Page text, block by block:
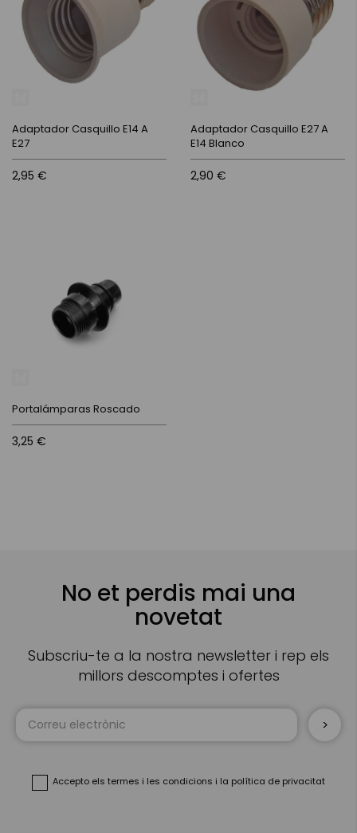
Adaptador Casquillo E14 A
E27
2,95 €
Adaptador Casquillo E27 A
E14 Blanco
2,90 €
Portalámparas Roscado
3,25 €
No et perdis mai una
novetat
Subscriu-te a la nostra newsletter i rep els
millors descomptes i ofertes
Accepto els termes i les condicions i la política de privacitat